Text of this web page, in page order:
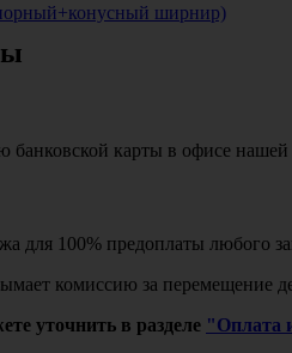
ширнир)
банковской карты в офисе
для 100% предоплаты любого
комиссию за перемещение
уточнить в разделе "Оплата